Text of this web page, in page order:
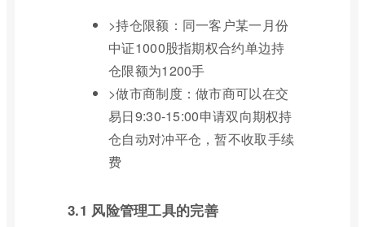
>持仓限额：同一客户某一月份
中证1000股指期权合约单边持
仓限额为1200手
>做市商制度：做市商可以在交
易日9:30-15:00申请双向期权持
仓自动对冲平仓，暂不收取手续
费
3.1 风险管理工具的完善